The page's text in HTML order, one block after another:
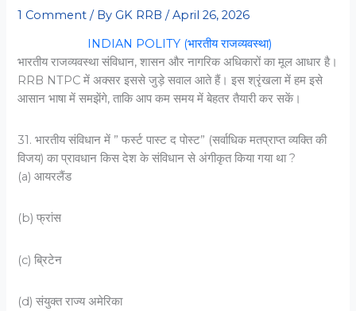
1 Comment / By GK RRB/April 26, 2026
INDIAN POLITY (भारतीय राजव्यवस्था)
भारतीय राजव्यवस्था संविधान, शासन और नागरिक अधिकारों का मूल आधार है।
RRB NTPC में अक्सर इससे जुड़े सवाल आते हैं। इस श्रृंखला में हम इसे
आसान भाषा में समझेंगे, ताकि आप कम समय में बेहतर तैयारी कर सकें।
31. भारतीय संविधान में ” फर्स्ट पास्ट द पोस्ट” (सर्वाधिक मतप्राप्त व्यक्ति की
विजय) का प्रावधान किस देश के संविधान से अंगीकृत किया गया था ?
(a) आयरलैंड
(b) फ्रांस
(c) ब्रिटेन
(d) संयुक्त राज्य अमेरिका